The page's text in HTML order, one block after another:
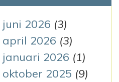
juni 2026 (3)
april 2026 (3)
januari 2026 (1)
oktober 2025 (9)